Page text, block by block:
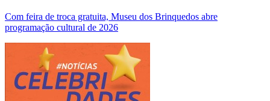
Com feira de troca gratuita, Museu dos Brinquedos abre
programação cultural de 2026